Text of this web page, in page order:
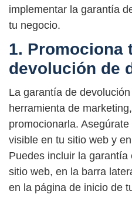
implementar la garantía
tu negocio.
1. Promociona
devolución de
La garantía de
herramienta de
promocionarla.
visible en tu sitio web y
Puedes incluir la
sitio web, en la barra
en la página de inicio de